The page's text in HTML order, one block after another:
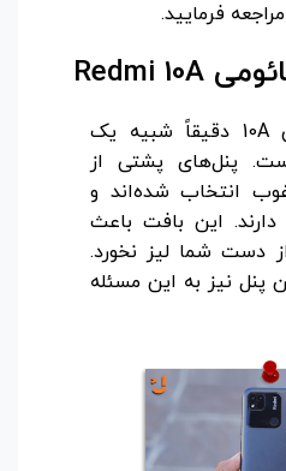
فرمایید.
Redmi 10A
طراحی گوشی ردمی 10A دقیقاً شبیه یک
پنل‌های پشتی از
انتخاب شده‌اند و
دارند. این بافت باعث
دست شما لیز نخورد.
پنل نیز به این مسئله